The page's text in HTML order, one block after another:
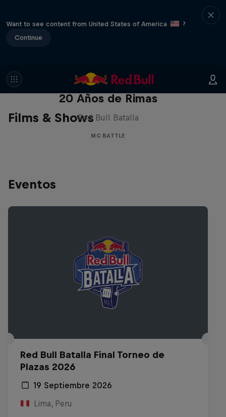
Want to see content from United States of America
?
Continue
Films & Shows
Red Bull Batalla Nueva Historia:
20 Años de Rimas
Red Bull Batalla
MC BATTLE
Eventos
Red Bull Batalla Final Torneo de
Plazas 2026
19 Septiembre 2026
Lima, Peru